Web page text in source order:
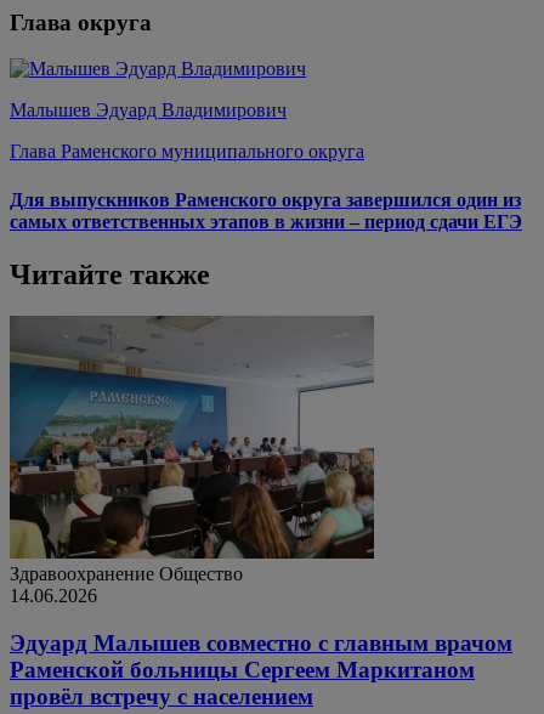
Глава округа
Малышев Эдуард Владимирович
Глава Раменского муниципального округа
Для выпускников Раменского округа завершился один из
самых ответственных этапов в жизни – период сдачи ЕГЭ
Читайте также
Здравоохранение Общество
14.06.2026
Эдуард Малышев совместно с главным врачом
Раменской больницы Сергеем Маркитаном
провёл встречу с населением